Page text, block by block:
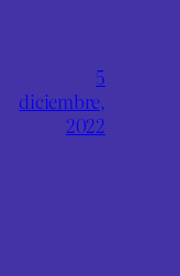
5
diciembre,
2022